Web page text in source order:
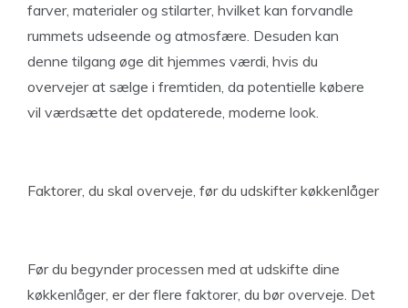
farver, materialer og stilarter, hvilket kan forvandle
rummets udseende og atmosfære. Desuden kan
denne tilgang øge dit hjemmes værdi, hvis du
overvejer at sælge i fremtiden, da potentielle købere
vil værdsætte det opdaterede, moderne look.
Faktorer, du skal overveje, før du udskifter køkkenlåger
Før du begynder processen med at udskifte dine
køkkenlåger, er der flere faktorer, du bør overveje. Det